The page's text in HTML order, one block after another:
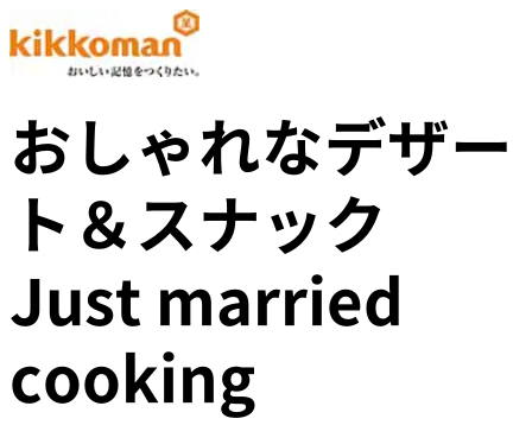
おしゃれなデザー
ト＆スナック
Just married
cooking